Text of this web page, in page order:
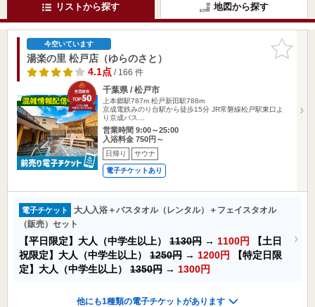
リストから探す 地図から探す
お気に入
りに追加
今空いています
湯楽の里 松戸店（ゆらのさと）
4.1点/ 166 件
千葉県 / 松戸市
上本郷駅787m 松戸新田駅788m
京成電鉄みのり台駅から徒歩15分 JR常磐線松戸駅東口よ
り京成バス…
営業時間 9:00～25:00
入浴料金 750円～
日帰り サウナ
電子チケットあり
電子チケット
大人入浴＋バスタオル（レンタル）＋フェイスタオル
（販売）セット
【平日限定】大人（中学生以上） 1130円 → 1100円
【土日
祝限定】大人（中学生以上） 1250円 → 1200円
【特定日限
定】大人（中学生以上） 1350円 → 1300円
他にも1種類の電子チケットがあります